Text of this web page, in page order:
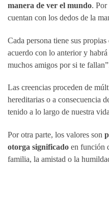
manera de ver el mundo. Por
cuentan con los dedos de la
Cada persona tiene sus
acuerdo con lo anterior y
muchos amigos por si te
Las creencias proceden de
hereditarias o a consecuencia
tenido a lo largo de nuestra
Por otra parte, los valores son
otorga significado en función
familia, la amistad o la